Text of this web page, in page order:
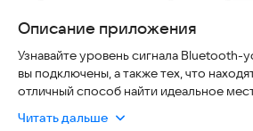
Описание приложения
Узнавайте уровень сигнала Bluetooth-
вы подключены, а также тех, что
отличный способ найти идеальное
включены и в зоне действия. Вы
Читать дальше